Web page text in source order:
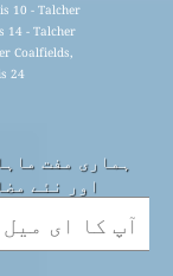
10 - Talcher
14 - Talcher
Coalfields,
24 -
ہماری مفت
اور نئے